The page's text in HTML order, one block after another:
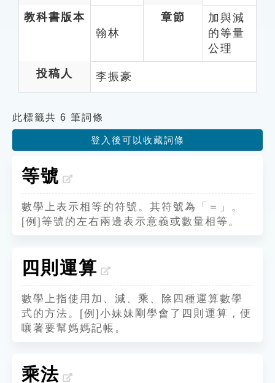
教科書版本
翰林
章節
加與減
的等量
公理
投稿人 李振豪
此標籤共 6 筆詞條
登入後可以收藏詞條
等號
數學上表示相等的符號。其符號為「＝」。
[例]等號的左右兩邊表示意義或數量相等。
四則運算
數學上指使用加、減、乘、除四種運算數學
式的方法。[例]小妹妹剛學會了四則運算，便
嚷著要幫媽媽記帳。
乘法